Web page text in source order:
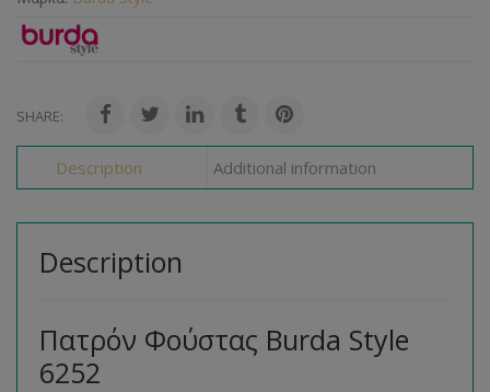
SHARE:
Description Additional information
Description
Πατρόν Φούστας Burda Style
6252